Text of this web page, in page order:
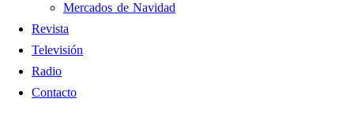
Mercados de Navidad
Revista
Televisión
Radio
Contacto